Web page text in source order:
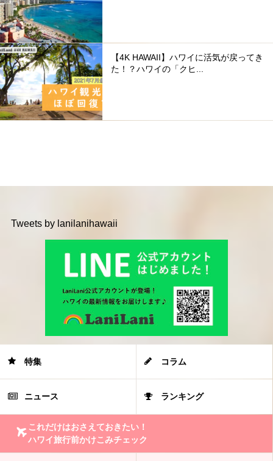
【4K HAWAII】ハワイに活気が戻ってき
た！？ハワイの「クヒ...
Tweets by lanilanihawaii
特集 コラム
ニュース ランキング
これだけはおさえておきたい！
ハワイ旅行前かけこみチェック